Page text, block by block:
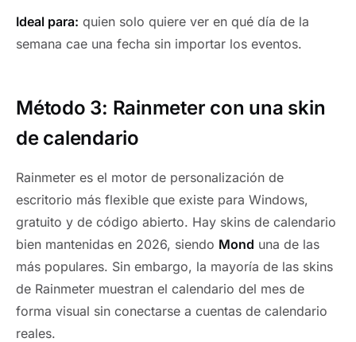
Ideal para: quien solo quiere ver en qué día de la
semana cae una fecha sin importar los eventos.
Método 3: Rainmeter con una skin
de calendario
Rainmeter es el motor de personalización de
escritorio más flexible que existe para Windows,
gratuito y de código abierto. Hay skins de calendario
bien mantenidas en 2026, siendo Mond una de las
más populares. Sin embargo, la mayoría de las skins
de Rainmeter muestran el calendario del mes de
forma visual sin conectarse a cuentas de calendario
reales.